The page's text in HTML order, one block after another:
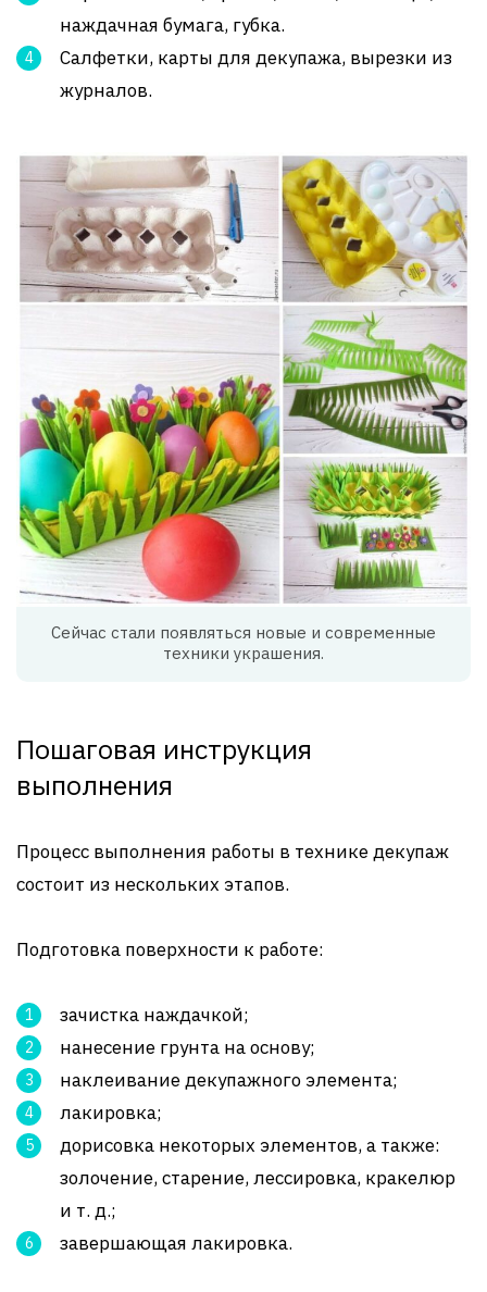
наждачная бумага, губка.
Салфетки, карты для декупажа, вырезки из
журналов.
Сейчас стали появляться новые и современные
техники украшения.
Пошаговая инструкция
выполнения
Процесс выполнения работы в технике декупаж
состоит из нескольких этапов.
Подготовка поверхности к работе:
зачистка наждачкой;
нанесение грунта на основу;
наклеивание декупажного элемента;
лакировка;
дорисовка некоторых элементов, а также:
золочение, старение, лессировка, кракелюр
и т. д.;
завершающая лакировка.